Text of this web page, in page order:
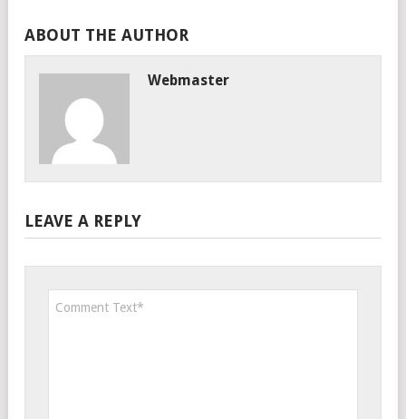
ABOUT THE AUTHOR
Webmaster
LEAVE A REPLY